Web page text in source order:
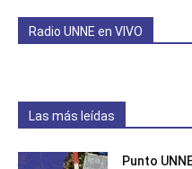
Radio UNNE en VIVO
Las más leídas
Punto